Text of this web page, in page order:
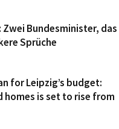
Zwei Bundesminister, das
Sprüche
for Leipzig’s budget:
homes is set to rise from